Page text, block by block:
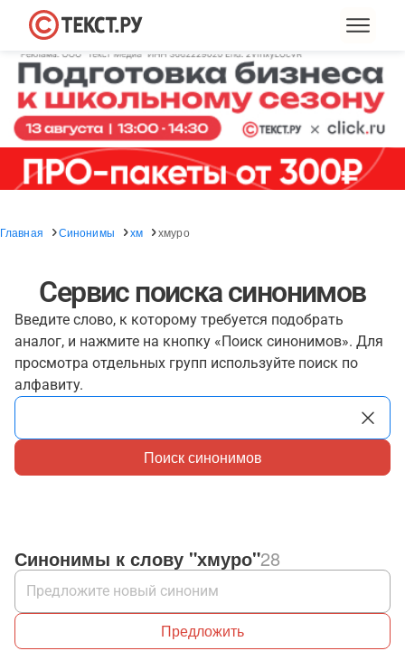
Главная Синонимы хм хмуро
Сервис поиска синонимов
Введите слово, к которому требуется подобрать
аналог, и нажмите на кнопку «Поиск синонимов». Для
просмотра отдельных групп используйте поиск по
алфавиту.
Поиск синонимов
Синонимы к слову "хмуро"28
Предложить